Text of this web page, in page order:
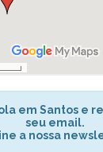
em Santos e
seu email.
a nossa